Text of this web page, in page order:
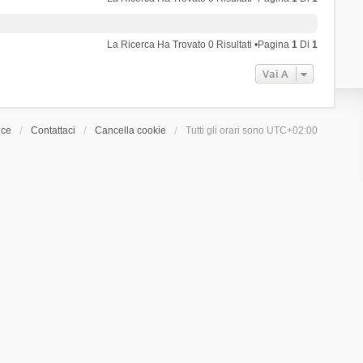
La Ricerca Ha Trovato 0 Risultati •Pagina1 Di1
Vai A
Contattaci Cancella cookie Tutti gli orari sono UTC+02:00